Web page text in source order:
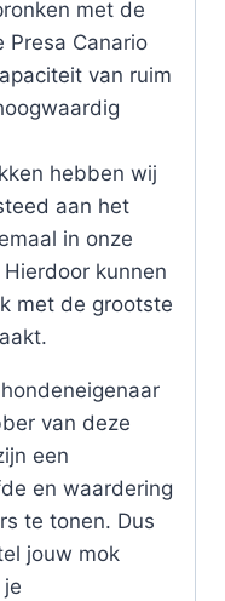
met de
Presa Canario
van ruim
hebben wij
aan het
in onze
kunnen
met de grootste
van deze
een
en waardering
te tonen. Dus
jouw mok